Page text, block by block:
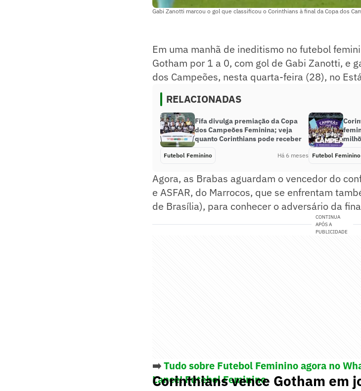
Gabi Zanotti marcou o gol que classificou o Corinthians à final da Copa dos
Em uma manhã de ineditismo no futebol
Gotham por 1 a 0, com gol de Gabi Zanotti, e
dos Campeões, nesta quarta-feira (28), no
RELACIONADAS
Fifa divulga premiação da Copa
dos Campeões Feminina; veja
quanto Corinthians pode receber
Futebol Feminino Há 6 meses Futebol Feminino
Agora, as Brabas aguardam o vencedor do
e ASFAR, do Marrocos, que se enfrentam
de Brasília), para conhecer o adversário da
CONTINUA
APÓS A
PUBLICIDADE
➡️Tudo sobre Futebol Feminino agora no
Lance! Futebol Feminino
Corinthians vence Gotham em